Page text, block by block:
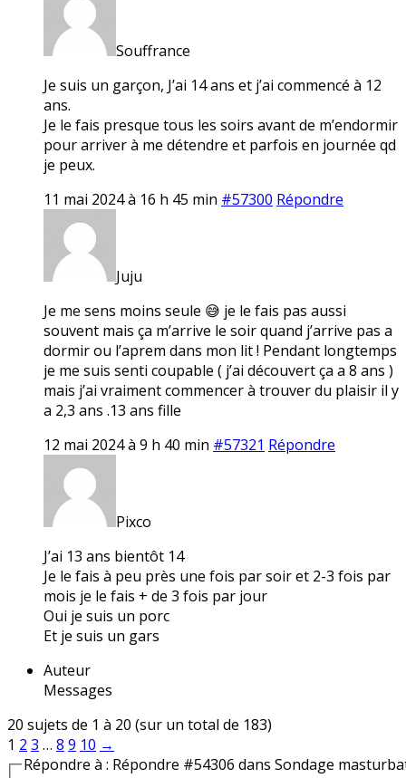
Souffrance
Je suis un garçon, J’ai 14 ans et j’ai commencé à 12
ans.
Je le fais presque tous les soirs avant de m’endormir
pour arriver à me détendre et parfois en journée qd
je peux.
11 mai 2024 à 16 h 45 min #57300 Répondre
Juju
Je me sens moins seule 😅 je le fais pas aussi
souvent mais ça m’arrive le soir quand j’arrive pas a
dormir ou l’aprem dans mon lit ! Pendant longtemps
je me suis senti coupable ( j’ai découvert ça a 8 ans )
mais j’ai vraiment commencer à trouver du plaisir il y
a 2,3 ans .13 ans fille
12 mai 2024 à 9 h 40 min #57321 Répondre
Pixco
J’ai 13 ans bientôt 14
Je le fais à peu près une fois par soir et 2-3 fois par
mois je le fais + de 3 fois par jour
Oui je suis un porc
Et je suis un gars
Auteur
Messages
20 sujets de 1 à 20 (sur un total de 183)
1 2 3 … 8 9 10 →
Répondre à : Répondre #54306 dans Sondage